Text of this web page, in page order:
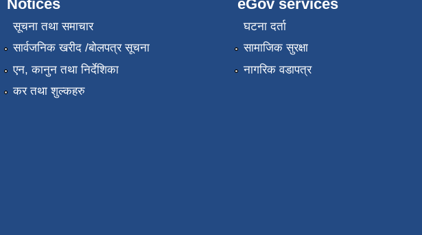
Notices
सूचना तथा समाचार
सार्वजनिक खरीद /बोलपत्र सूचना
एन, कानुन तथा निर्देशिका
कर तथा शुल्कहरु
eGov services
घटना दर्ता
सामाजिक सुरक्षा
नागरिक वडापत्र